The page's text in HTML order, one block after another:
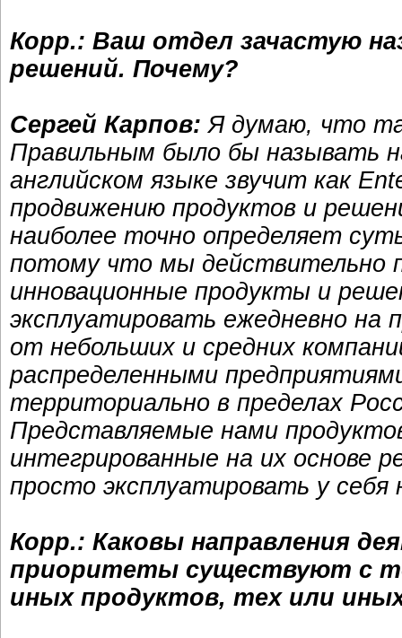
Корр.: Ваш отдел зачастую
решений. Почему?
Сергей Карпов: Я думаю, что
Правильным было бы называть
английском языке звучит как
продвижению продуктов и
наиболее точно определяет
потому что мы действительно
инновационные продукты и
эксплуатировать ежедневно на
от небольших и средних
распределенными
территориально в пределах
Представляемые нами
интегрированные на их основе
просто эксплуатировать у себя
Корр.: Каковы направления
приоритеты существуют с
иных продуктов, тех или